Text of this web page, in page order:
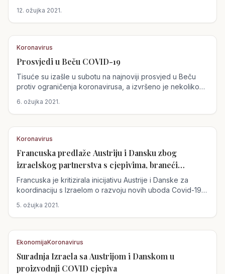
12. ožujka 2021.
Koronavirus
Prosvjedi u Beču COVID-19
Tisuće su izašle u subotu na najnoviji prosvjed u Beču
protiv ograničenja koronavirusa, a izvršeno je nekoliko
6. ožujka 2021.
Austrija
Koronavirus
Francuska predlaže Austriju i Dansku zbog
izraelskog partnerstva s cjepivima, braneći
strategiju EU
Francuska je kritizirala inicijativu Austrije i Danske za
koordinaciju s Izraelom o razvoju novih uboda Covid-19,
5. ožujka 2021.
Austrija
EkonomijaKoronavirus
Suradnja Izraela sa Austrijom i Danskom u
proizvodnji COVID cjepiva